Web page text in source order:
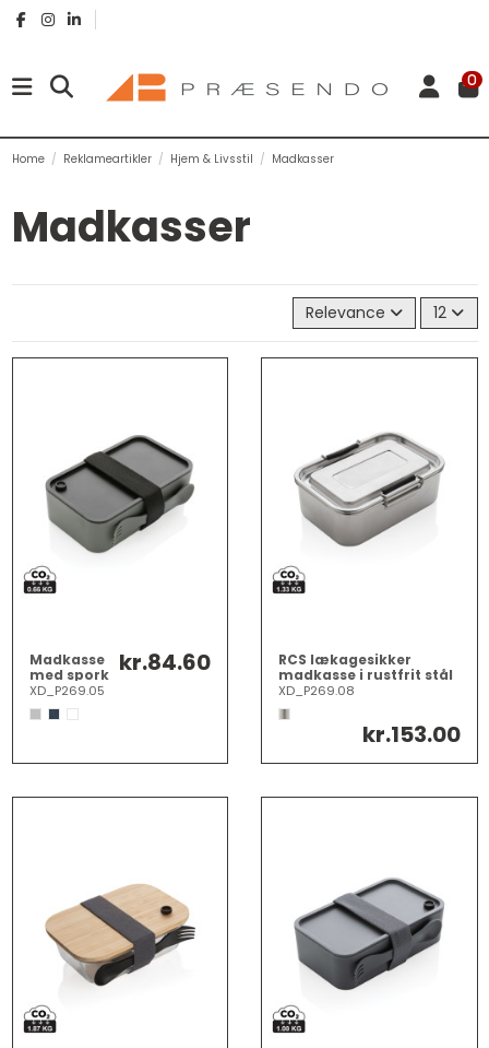
0
Home Reklameartikler Hjem & Livsstil Madkasser
Madkasser
Relevance 12
Madkasse
med spork
i GRS RPP
XD_P269.05
kr.84.60
RCS lækagesikker
madkasse i rustfrit stål
XD_P269.08
kr.153.00